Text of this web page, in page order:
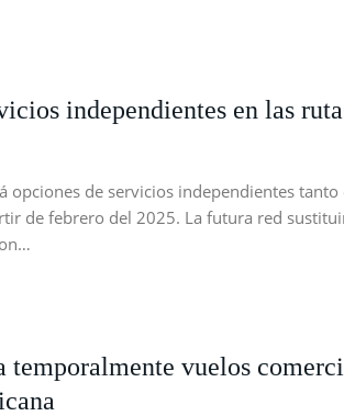
independientes en las
opciones de servicios independientes tanto
de febrero del 2025. La futura red
temporalmente vuelos